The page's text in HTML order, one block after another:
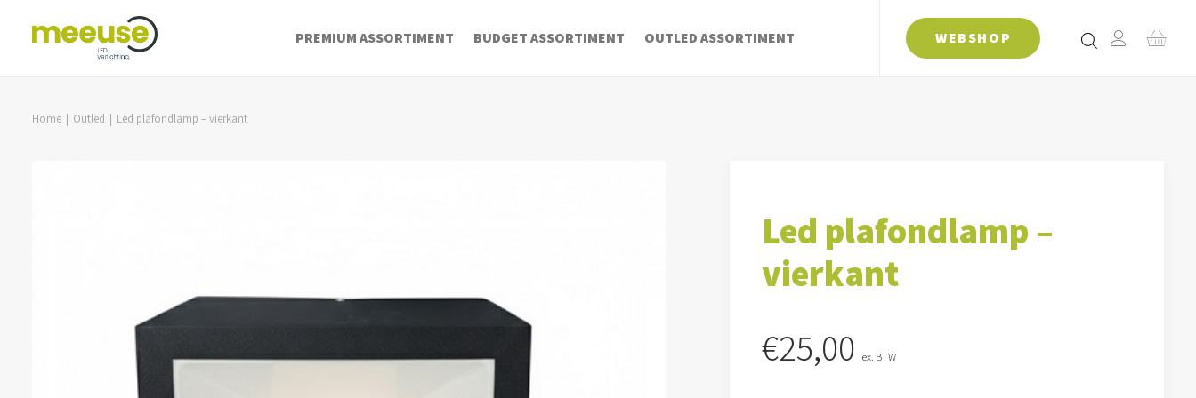
PREMIUM ASSORTIMENT BUDGET ASSORTIMENT OUTLED ASSORTIMENT WEBSHOP
Home Outled Led plafondlamp – vierkant
Led plafondlamp –
vierkant
€25,00 ex. BTW